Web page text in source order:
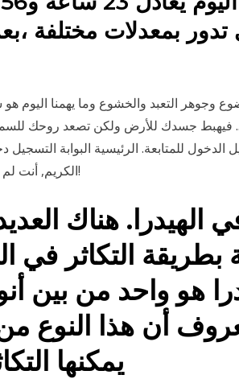
بمعدلات مختلفة
وجوهر التعبد والخشوع وما يهمنا اليوم
فيهبط جسدك للأرض ولكن تصعد روحك
للمتابعة. الرئيسية البوابة التسجيل
الكريم, أنت لم تقم بتسجيل الدخول بعد!
الهيدرا. هناك
بطريقة التكاثر في
هو واحد من بين
أن هذا النوع من
يمكنها